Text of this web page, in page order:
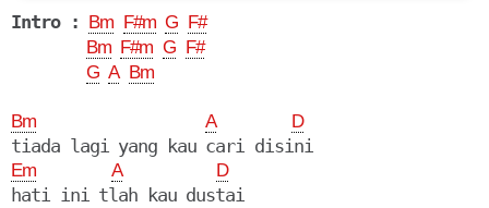
Intro : Bm F#m G F#
Bm F#m G F#
G A Bm
Bm A D
Em A D